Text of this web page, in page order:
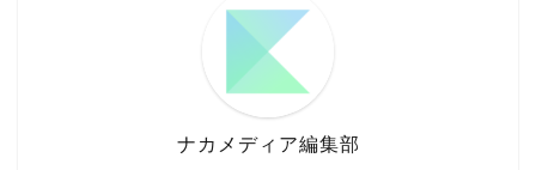
ナカメディア編集部